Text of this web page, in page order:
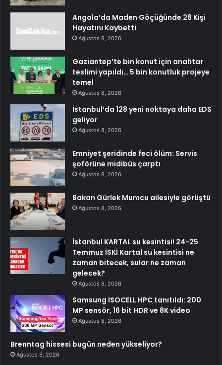
Angola’da Maden Göçüğünde 28 Kişi
Hayatını Kaybetti
Ağustos 8, 2026
Gaziantep’te bin konut için anahtar
teslimi yapıldı… 5 bin konutluk projeye
temel
Ağustos 8, 2026
İstanbul’da 128 yeni noktaya daha EDS
geliyor
Ağustos 8, 2026
Emniyet şeridinde feci ölüm: Servis
şoförüne midibüs çarptı
Ağustos 8, 2026
Bakan Gürlek Mumcu ailesiyle görüştü
Ağustos 8, 2026
İstanbul KARTAL su kesintisi! 24-25
Temmuz İSKİ Kartal su kesintisi ne
zaman bitecek, sular ne zaman
gelecek?
Ağustos 8, 2026
Samsung ISOCELL HPC tanıtıldı: 200
MP sensör, 16 bit HDR ve 8K video
Ağustos 8, 2026
Brenntag hissesi bugün neden yükseliyor?
Ağustos 8, 2026